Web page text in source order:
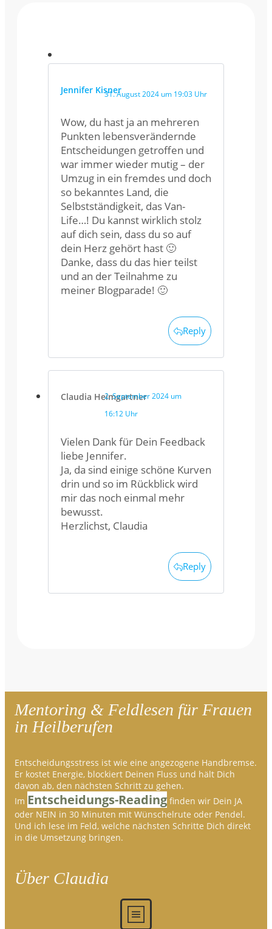
Jennifer Kisner31. August 2024 um 19:03 Uhr
Wow, du hast ja an mehreren
Punkten lebensverändernde
Entscheidungen getroffen und
war immer wieder mutig – der
Umzug in ein fremdes und doch
so bekanntes Land, die
Selbstständigkeit, das Van-
Life…! Du kannst wirklich stolz
auf dich sein, dass du so auf
dein Herz gehört hast 🙂
Danke, dass du das hier teilst
und an der Teilnahme zu
meiner Blogparade! 🙂
Reply
Claudia Heimgartner
2. September 2024 um
16:12 Uhr
Vielen Dank für Dein Feedback
liebe Jennifer.
Ja, da sind einige schöne Kurven
drin und so im Rückblick wird
mir das noch einmal mehr
bewusst.
Herzlichst, Claudia
Reply
Mentoring & Feldlesen für Frauen
in Heilberufen
Entscheidungsstress ist wie eine angezogene Handbremse.
Er kostet Energie, blockiert Deinen Fluss und hält Dich
davon ab, den nächsten Schritt zu gehen.
Im Entscheidungs-Reading finden wir Dein JA
oder NEIN in 30 Minuten mit Wünschelrute oder Pendel.
Und ich lese im Feld, welche nächsten Schritte Dich direkt
in die Umsetzung bringen.
Über Claudia